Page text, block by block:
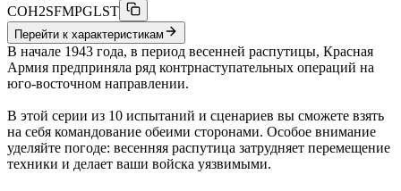
COH2SFMPGLST
Перейти к характеристикам
В начале 1943 года, в период весенней распутицы, Красная
Армия предприняла ряд контрнаступательных операций на
юго-восточном направлении.
В этой серии из 10 испытаний и сценариев вы сможете взять
на себя командование обеими сторонами. Особое внимание
уделяйте погоде: весенняя распутица затрудняет перемещение
техники и делает ваши войска уязвимыми.